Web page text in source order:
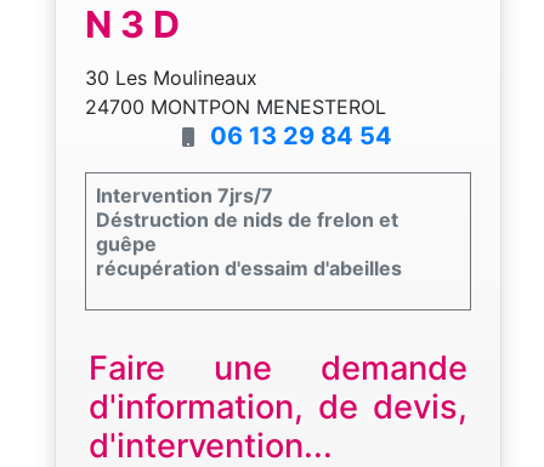
N 3 D
30 Les Moulineaux
24700 MONTPON MENESTEROL
06 13 29 84 54
Intervention 7jrs/7
Déstruction de nids de frelon et
guêpe
récupération d'essaim d'abeilles
Faire une demande
d'information, de devis,
d'intervention...